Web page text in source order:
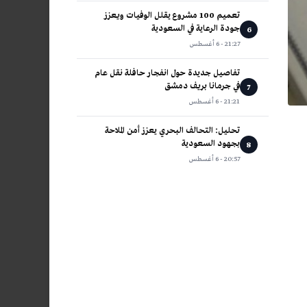
6
تعميم 100 مشروع يقلل الوفيات ويعزز
جودة الرعاية في السعودية
21:27 - 6 أغسطس
7
تفاصيل جديدة حول انفجار حافلة نقل عام
في جرمانا بريف دمشق
21:21 - 6 أغسطس
8
تحليل: التحالف البحري يعزز أمن الملاحة
بجهود السعودية
20:57 - 6 أغسطس